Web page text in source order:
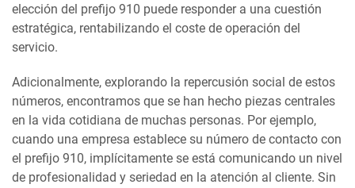
elección del prefijo 910 puede responder a una cuestión
estratégica, rentabilizando el coste de operación del
servicio.
Adicionalmente, explorando la repercusión social de estos
números, encontramos que se han hecho piezas centrales
en la vida cotidiana de muchas personas. Por ejemplo,
cuando una empresa establece su número de contacto con
el prefijo 910, implícitamente se está comunicando un nivel
de profesionalidad y seriedad en la atención al cliente. Sin